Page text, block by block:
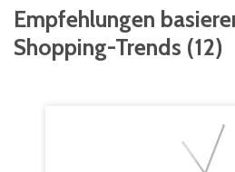
Empfehlungen
Shopping-Trends (12)